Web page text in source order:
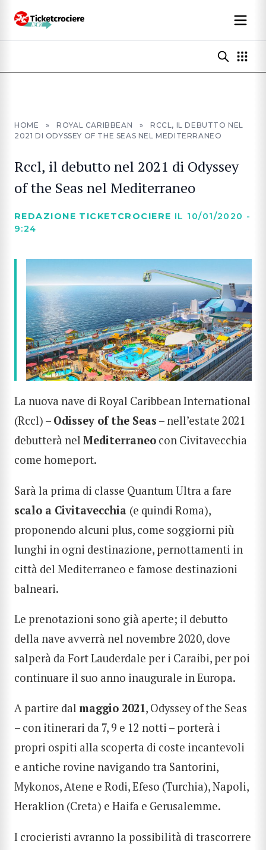
HOME » ROYAL CARIBBEAN »
RCCL, IL DEBUTTO NEL
2021 DI ODYSSEY OF THE SEAS NEL MEDITERRANEO
Rccl, il debutto nel 2021 di Odyssey
of the Seas nel Mediterraneo
REDAZIONE TICKETCROCIERE IL 10/01/2020 -
9:24
La nuova nave di Royal Caribbean International
(Rccl) – Odissey of the Seas – nell’estate 2021
debutterà nel Mediterraneo con Civitavecchia
come homeport.
Sarà la prima di classe Quantum Ultra a fare
scalo a Civitavecchia (e quindi Roma),
proponendo alcuni plus, come soggiorni più
lunghi in ogni destinazione, pernottamenti in
città del Mediterraneo e famose destinazioni
balneari.
Le prenotazioni sono già aperte; il debutto
della nave avverrà nel novembre 2020, dove
salperà da Fort Lauderdale per i Caraibi, per poi
continuare il suo anno inaugurale in Europa.
A partire dal maggio 2021, Odyssey of the Seas
– con itinerari da 7, 9 e 12 notti – porterà i
propri ospiti alla scoperta di coste incantevoli
e antiche rovine navigando tra Santorini,
Mykonos, Atene e Rodi, Efeso (Turchia), Napoli,
Heraklion (Creta) e Haifa e Gerusalemme.
I crocieristi avranno la possibilità di trascorrere